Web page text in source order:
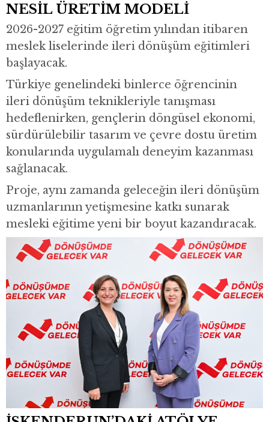
NESİL ÜRETİM MODELİ
2026-2027 eğitim öğretim yılından itibaren
meslek liselerinde ileri dönüşüm eğitimleri
başlayacak.
Türkiye genelindeki binlerce öğrencinin
ileri dönüşüm teknikleriyle tanışması
hedeflenirken, gençlerin döngüsel ekonomi,
sürdürülebilir tasarım ve çevre dostu üretim
konularında uygulamalı deneyim kazanması
sağlanacak.
Proje, aynı zamanda geleceğin ileri dönüşüm
uzmanlarının yetişmesine katkı sunarak
mesleki eğitime yeni bir boyut kazandıracak.